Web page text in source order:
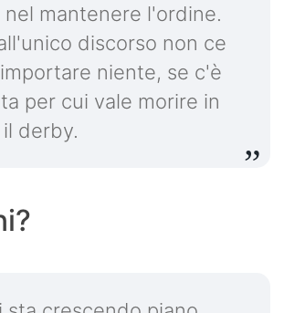
mantenere l'ordine.
discorso non ce
niente, se c'è
per cui vale morire in
derby.